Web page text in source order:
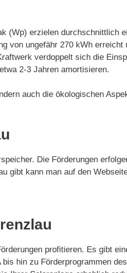
(Wp) erzielen durchschnittlich
von ungefähr 270 kWh
verdoppelt sich die
2-3 Jahren amortisieren.
auch die ökologischen
Die Förderungen
gibt kann man auf den
profitieren. Es gibt
hin zu Förderprogrammen